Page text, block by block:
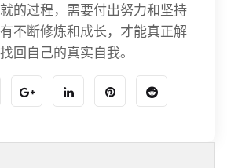
的过程，需要付出努力和坚持
不断修炼和成长，才能真正解
回自己的真实自我。